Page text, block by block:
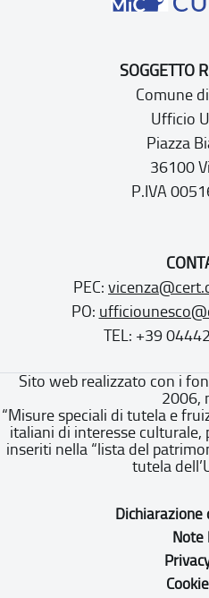
SOGGETTO
Comune
Ufficio
Piazza
36100
P.IVA
PEC:
PO:
TEL: +39
Sito web realizzato con i
2006,
“Misure speciali di tutela e
italiani di interesse culturale,
inseriti nella “lista del
tutela
Dichiarazione
Note